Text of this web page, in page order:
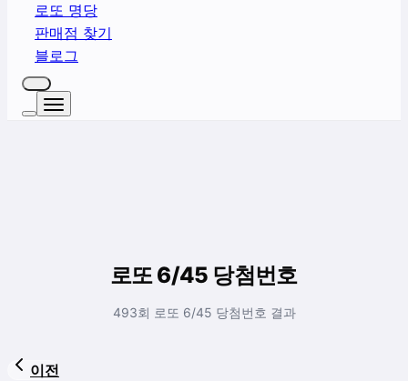
로또 명당
판매점 찾기
블로그
로또 6/45 당첨번호
493회 로또 6/45 당첨번호 결과
이전